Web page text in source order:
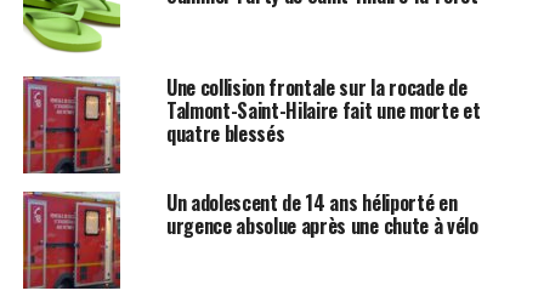
Une collision frontale sur la rocade de
Talmont-Saint-Hilaire fait une morte et
quatre blessés
Un adolescent de 14 ans héliporté en
urgence absolue après une chute à vélo